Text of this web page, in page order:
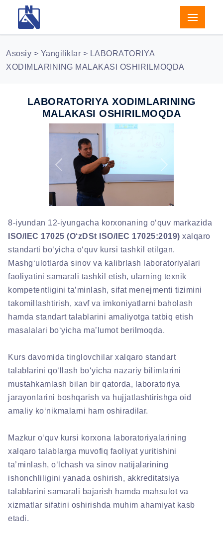
Asosiy > Yangiliklar > LABORATORIYА
XODIMLARINING MALAKASI OSHIRILMOQDA
LABORATORIYА XODIMLARINING
MALAKASI OSHIRILMOQDA
Previous Next
8-iyundan 12-iyungacha korxonaning o‘quv markazida
ISO/IEC 17025 (O‘zDSt ISO/IEC 17025:2019) xalqaro
standarti bo‘yicha o‘quv kursi tashkil etilgan.
Mashg‘ulotlarda sinov va kalibrlash laboratoriyalari
faoliyatini samarali tashkil etish, ularning texnik
kompetentligini ta’minlash, sifat menejmenti tizimini
takomillashtirish, xavf va imkoniyatlarni baholash
hamda standart talablarini amaliyotga tatbiq etish
masalalari bo‘yicha ma’lumot berilmoqda.
Kurs davomida tinglovchilar xalqaro standart
talablarini qo‘llash bo‘yicha nazariy bilimlarini
mustahkamlash bilan bir qatorda, laboratoriya
jarayonlarini boshqarish va hujjatlashtirishga oid
amaliy ko‘nikmalarni ham oshiradilar.
Mazkur o‘quv kursi korxona laboratoriyalarining
xalqaro talablarga muvofiq faoliyat yuritishini
ta’minlash, o‘lchash va sinov natijalarining
ishonchliligini yanada oshirish, akkreditatsiya
talablarini samarali bajarish hamda mahsulot va
xizmatlar sifatini oshirishda muhim ahamiyat kasb
etadi.